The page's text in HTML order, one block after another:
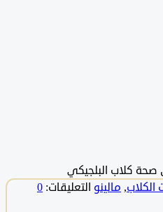
البلجيكي
,مالينو التعليقات:0